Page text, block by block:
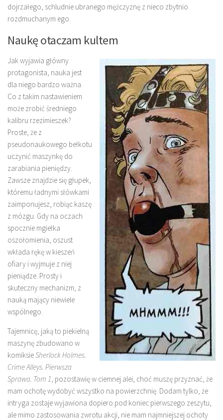
dojrzałego, schludnie ubranego mężczyznę z nieco zbytnio
rozdmuchanym ego.
Naukę otaczam kultem
Jak wyjawia główny
protagonista, nauka jest
dla niego bardzo ważna.
Co z takim nastawieniem
może zrobić średniego
kalibru rzezimieszek?
Proste, że z
pseudonaukowego bełkotu
uczynić maszynkę do
zarabiania pieniędzy.
Zawsze znajdzie się głupek,
któremu ładnymi słówkami
zaimponujesz, robiąc kaszę
z mózgu. Gdy na oczach
spocznie mgiełka
oszołomienia, oszust
wkłada rękę w kieszeń
ofiary i wyjmuje z niej
pieniądze. Prosty i
skuteczny mechanizm, z
nauką mający niewiele
wspólnego.
Tajemnicę, jaką to piekielną
maszynę zbudowano w
komiksieSherlock Holmes.
Crime Alleys. Pierwsza
Sprawa. Tom 1, pozostawię w ciemnej alei, choć muszę przyznać, że
mam ochotę wydobyć wszystko na powierzchnię. Dodam tylko, że
intryga zostaje wyjawiona dopiero pod koniec pierwszego zeszytu,
ale mimo zastosowania zwrotu akcji, nie mam najmniejszej ochoty